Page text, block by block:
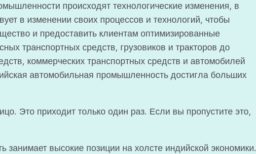
происходят технологические изменения, в
в изменении своих процессов и технологий, чтобы
и предоставить клиентам оптимизированные
транспортных средств, грузовиков и тракторов до
коммерческих транспортных средств и автомобилей
автомобильная промышленность достигла больших
Это приходит только один раз. Если вы пропустите это,
высокие позиции на холсте индийской экономики.